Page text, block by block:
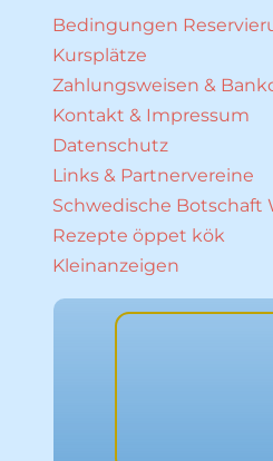
Bedingungen
Kursplätze
Zahlungsweisen &
Kontakt & Impressum
Datenschutz
Links & Partnervereine
Schwedische Botschaft
Rezepte öppet kök
Kleinanzeigen